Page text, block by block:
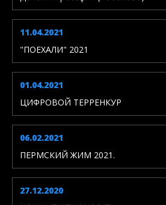
11.04.2021
"ПОЕХАЛИ" 2021
01.04.2021
ЦИФРОВОЙ ТЕРРЕНКУР
06.02.2021
ПЕРМСКИЙ ЖИМ 2021.
27.12.2020